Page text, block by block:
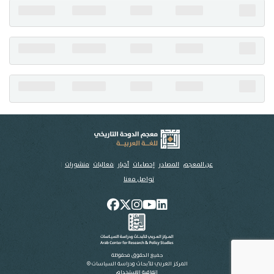
عن المعجم المصادر إحصاءات أخبار فعاليات منشورات
تواصل معنا
جميع الحقوق محفوظة
المركز العربي للأبحاث ودراسة السياسات ©